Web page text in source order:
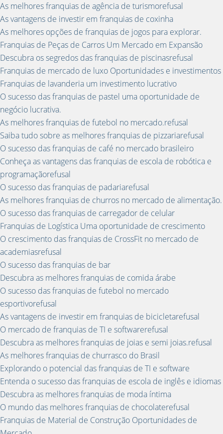
As melhores franquias de agência de turismorefusal
As vantagens de investir em franquias de coxinha
As melhores opções de franquias de jogos para explorar.
Franquias de Peças de Carros Um Mercado em Expansão
Descubra os segredos das franquias de piscinasrefusal
Franquias de mercado de luxo Oportunidades e investimentos
Franquias de lavanderia um investimento lucrativo
O sucesso das franquias de pastel uma oportunidade de
negócio lucrativa.
As melhores franquias de futebol no mercado.refusal
Saiba tudo sobre as melhores franquias de pizzariarefusal
O sucesso das franquias de café no mercado brasileiro
Conheça as vantagens das franquias de escola de robótica e
programaçãorefusal
O sucesso das franquias de padariarefusal
As melhores franquias de churros no mercado de alimentação.
O sucesso das franquias de carregador de celular
Franquias de Logística Uma oportunidade de crescimento
O crescimento das franquias de CrossFit no mercado de
academiasrefusal
O sucesso das franquias de bar
Descubra as melhores franquias de comida árabe
O sucesso das franquias de futebol no mercado
esportivorefusal
As vantagens de investir em franquias de bicicletarefusal
O mercado de franquias de TI e softwarerefusal
Descubra as melhores franquias de joias e semi joias.refusal
As melhores franquias de churrasco do Brasil
Explorando o potencial das franquias de TI e software
Entenda o sucesso das franquias de escola de inglês e idiomas
Descubra as melhores franquias de moda íntima
O mundo das melhores franquias de chocolaterefusal
Franquias de Material de Construção Oportunidades de